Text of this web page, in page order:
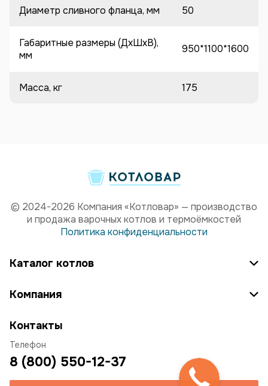
Диаметр сливного фланца, мм 50
Габаритные размеры (ДхШхВ),
мм
950*1100*1600
Масса, кг 175
© 2024-2026 Компания «Котловар» — производство
и продажа варочных котлов и термоёмкостей
Политика конфиденциальности
Каталог котлов
Компания
Контакты
Телефон
8 (800) 550-12-37